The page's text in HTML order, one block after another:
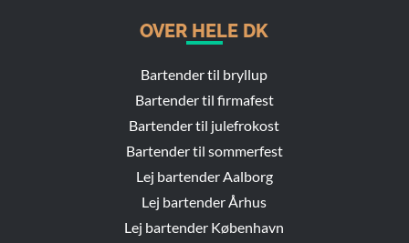
OVER HELE DK
Bartender til bryllup
Bartender til firmafest
Bartender til julefrokost
Bartender til sommerfest
Lej bartender Aalborg
Lej bartender Århus
Lej bartender København